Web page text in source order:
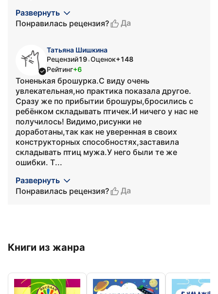
Развернуть
Понравилась рецензия?
Да
Татьяна Шишкина
Рецензий19•Оценок+148
Рейтинг+6
Тоненькая брошурка.С виду очень
увлекательная,но практика показала другое.
Сразу же по прибытии брошуры,бросились с
ребёнком складывать птичек.И ничего у нас не
получилось! Видимо,рисунки не
доработаны,так как не уверенная в своих
конструкторных способностях,заставила
складывать птиц мужа.У него были те же
ошибки. Т...
Развернуть
Понравилась рецензия?
Да
Книги из жанра